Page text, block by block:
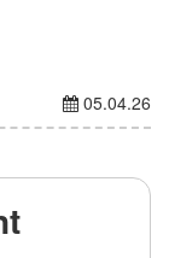
05.04.26